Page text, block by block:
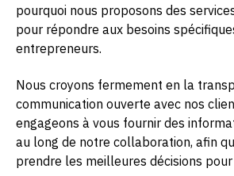
pourquoi nous proposons des
pour répondre aux besoins
entrepreneurs.
Nous croyons fermement en la
communication ouverte avec nos
engageons à vous fournir des
au long de notre collaboration, afin
prendre les meilleures décisions